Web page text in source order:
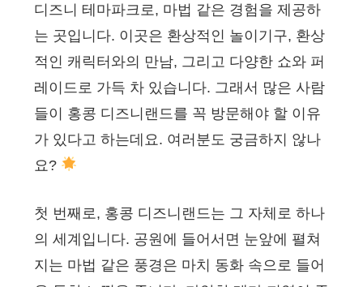
디즈니 테마파크로, 마법 같은 경험을 제공하
는 곳입니다. 이곳은 환상적인 놀이기구, 환상
적인 캐릭터와의 만남, 그리고 다양한 쇼와 퍼
레이드로 가득 차 있습니다. 그래서 많은 사람
들이 홍콩 디즈니랜드를 꼭 방문해야 할 이유
가 있다고 하는데요. 여러분도 궁금하지 않나
요?
첫 번째로, 홍콩 디즈니랜드는 그 자체로 하나
의 세계입니다. 공원에 들어서면 눈앞에 펼쳐
지는 마법 같은 풍경은 마치 동화 속으로 들어